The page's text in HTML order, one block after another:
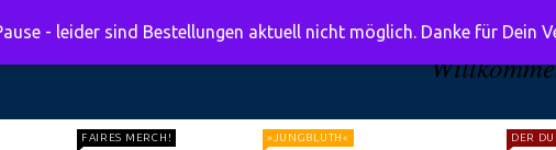
FAIRES MERCH! »JUNGBLUTH« DER
- leider sind Bestellungen aktuell nicht möglich. Danke für Dein